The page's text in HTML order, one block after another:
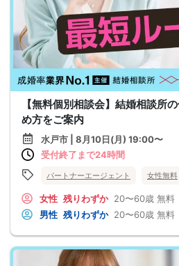
【無料個別相談会】結婚相談所
め方をご案内
水戸市 | 8月10日(月) 19:00〜
受付終了まで24時間
パートナーエージェント 女性無料
女性 残りわずか 20〜60歳 無料
男性 残りわずか 20〜60歳 無料